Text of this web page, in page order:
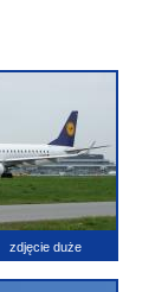
zdjęcie duże